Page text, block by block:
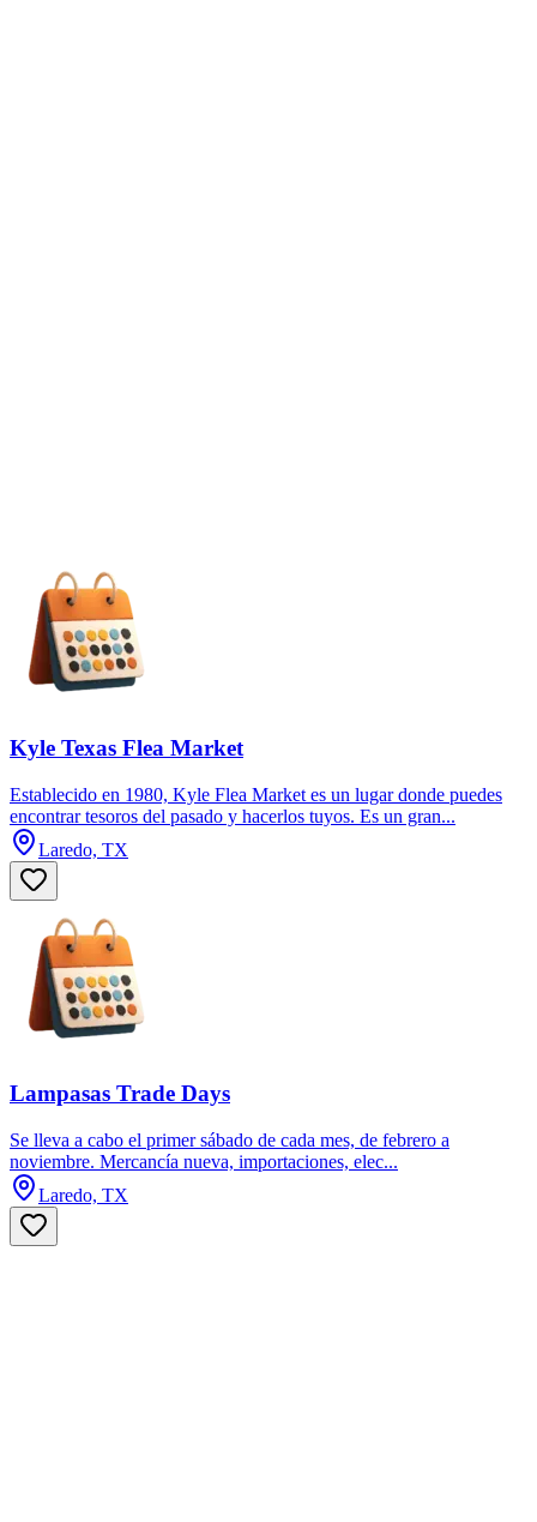
Kyle Texas Flea Market
Establecido en 1980, Kyle Flea Market es un lugar donde puedes
encontrar tesoros del pasado y hacerlos tuyos. Es un gran...
Laredo, TX
Lampasas Trade Days
Se lleva a cabo el primer sábado de cada mes, de febrero a
noviembre. Mercancía nueva, importaciones, elec...
Laredo, TX